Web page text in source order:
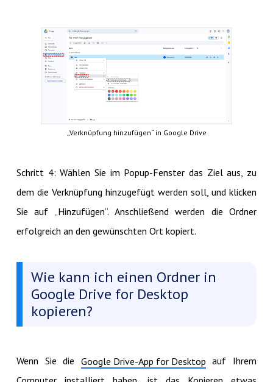
„Verknüpfung hinzufügen“ in Google Drive
Schritt 4: Wählen Sie im Popup-Fenster das Ziel aus, zu
dem die Verknüpfung hinzugefügt werden soll, und klicken
Sie auf „Hinzufügen“. Anschließend werden die Ordner
erfolgreich an den gewünschten Ort kopiert.
Wie kann ich einen Ordner in
Google Drive for Desktop
kopieren?
Wenn Sie die Google Drive-App for Desktop auf Ihrem